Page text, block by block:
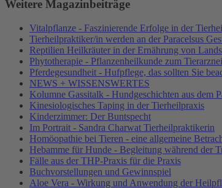
Weitere Magazinbeiträge
Vitalpflanze - Faszinierende Erfolge in der
Tierheilpraktiker/in werden an der Paracelsus
Reptilien Heilkräuter in der Ernährung von
Phytotherapie - Pflanzenheilkunde zum
Pferdegesundheit - Hufpflege, das sollten Sie
NEWS + WISSENSWERTES
Kolumne Gassitalk - Hundgeschichten aus dem
Kinesiologisches Taping in der Tierheilpraxis
Kinderzimmer: Der Buntspecht
Im Portrait - Sandra Charwat Tierheilpraktikerin
Homöopathie bei Tieren - eine allgemeine
Hebamme für Hunde - Begleitung während der
Fälle aus der THP-Praxis für die Praxis
Buchvorstellungen und Gewinnspiel
Aloe Vera - Wirkung und Anwendung der